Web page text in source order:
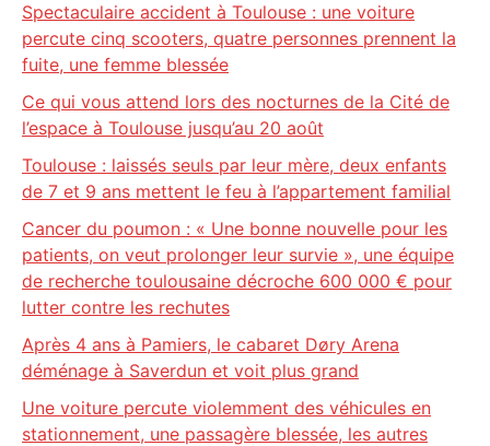
Spectaculaire accident à Toulouse : une voiture
percute cinq scooters, quatre personnes prennent la
fuite, une femme blessée
Ce qui vous attend lors des nocturnes de la Cité de
l’espace à Toulouse jusqu’au 20 août
Toulouse : laissés seuls par leur mère, deux enfants
de 7 et 9 ans mettent le feu à l’appartement familial
Cancer du poumon : « Une bonne nouvelle pour les
patients, on veut prolonger leur survie », une équipe
de recherche toulousaine décroche 600 000 € pour
lutter contre les rechutes
Après 4 ans à Pamiers, le cabaret Døry Arena
déménage à Saverdun et voit plus grand
Une voiture percute violemment des véhicules en
stationnement, une passagère blessée, les autres